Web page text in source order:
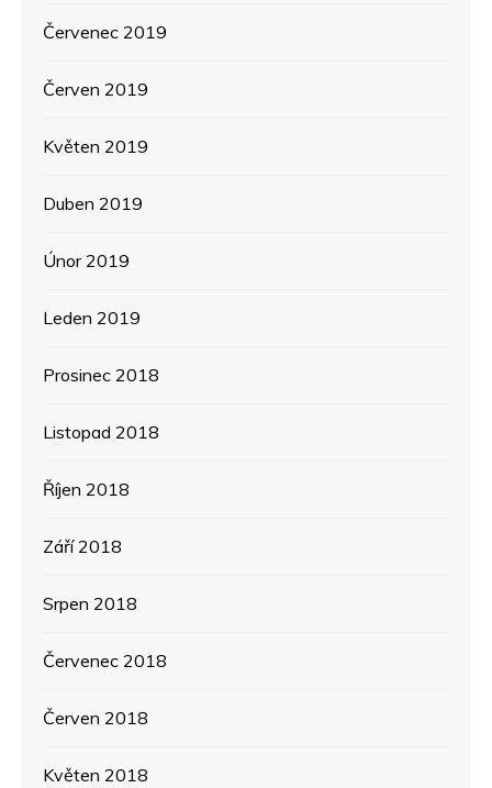
Červenec 2019
Červen 2019
Květen 2019
Duben 2019
Únor 2019
Leden 2019
Prosinec 2018
Listopad 2018
Říjen 2018
Září 2018
Srpen 2018
Červenec 2018
Červen 2018
Květen 2018